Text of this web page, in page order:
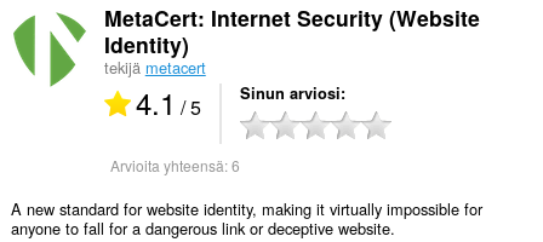
MetaCert: Internet Security (Website
Identity)
tekijä metacert
4.1 / 5 Sinun arviosi
Arvioita yhteensä:6
A new standard for website identity, making it virtually impossible for
anyone to fall for a dangerous link or deceptive website.